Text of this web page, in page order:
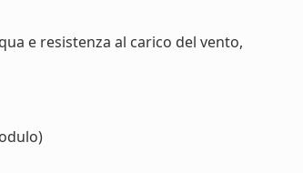
e resistenza al carico del vento,